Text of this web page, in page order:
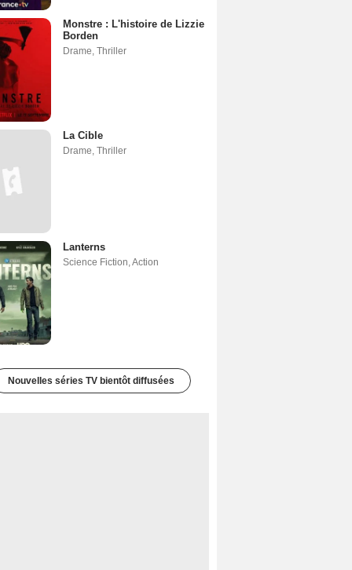
Monstre : L'histoire de Lizzie
Borden
Drame, Thriller
La Cible
Drame, Thriller
Lanterns
Science Fiction,Action
Nouvelles séries TV bientôt diffusées